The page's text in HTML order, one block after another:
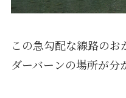
この急勾配な線路の
ダーバーンの場所が分